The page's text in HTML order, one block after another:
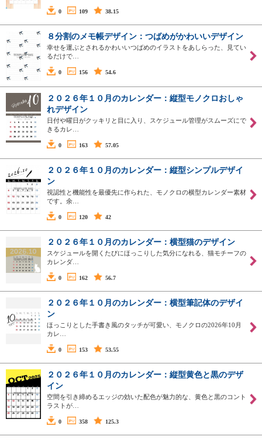
0 109 38.15
８分割のメモ帳デザイン：つばめがかわいいデザイン
幸せを運ぶとされるかわいいつばめのイラストをあしらった、見てい
るだけで…
0 156 54.6
２０２６年１０月のカレンダー：縦型モノクロおしゃ
れデザイン
日付や曜日がクッキリと目に入り、スケジュール管理がスムーズにで
きるカレ…
0 163 57.05
２０２６年１０月のカレンダー：縦型シンプルデザイ
ン
視認性と機能性を最優先に作られた、モノクロの横型カレンダー素材
です。余…
0 120 42
２０２６年１０月のカレンダー：横型猫のデザイン
スケジュールを開くたびにほっこりした気分になれる、猫モチーフの
カレンダ…
0 162 56.7
２０２６年１０月のカレンダー：横型筆記体のデザイ
ン
ほっこりとした手書き風のタッチが可愛い、モノクロの2026年10月
カレ…
0 153 53.55
２０２６年１０月のカレンダー：縦型黄色と黒のデザ
イン
空間を引き締めるエッジの効いた配色が魅力的な、黄色と黒のコント
ラストが…
0 358 125.3